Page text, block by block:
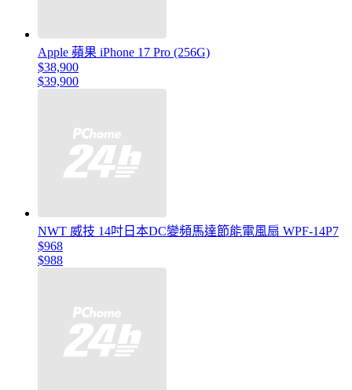
Apple 蘋果 iPhone 17 Pro (256G)
$38,900
$39,900
NWT 威技 14吋日本DC變頻馬達節能電風扇 WPF-14P7
$968
$988